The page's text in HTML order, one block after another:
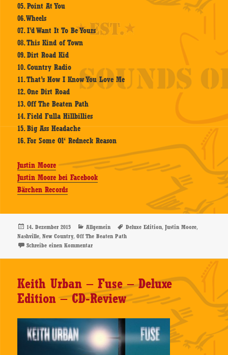
05. Point At You
06. Wheels
07. I’d Want It To Be Yours
08. This Kind of Town
09. Dirt Road Kid
10. Country Radio
11. That’s How I Know You Love Me
12. One Dirt Road
13. Off The Beaten Path
14. Field Fulla Hillbillies
15. Big Ass Headache
16. For Some Ol‘ Redneck Reason
Justin Moore
Justin Moore bei Facebook
Bärchen Records
Veröffentlicht
am
14. Dezember 2015 Kategorien
Allgemein Schlagwörter
Deluxe Edition,Justin Moore,
Nashville,New Country,Off The Beaten Path
Schreibe einen Kommentarzu Justin Moore – Off The Beaten Path – Deluxe
Keith Urban – Fuse – Deluxe
Edition – CD-Review